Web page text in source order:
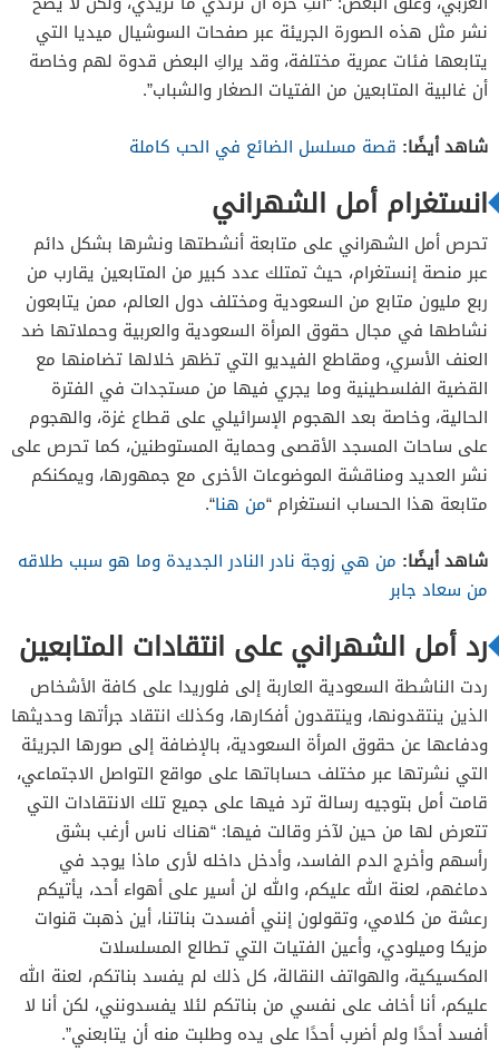
نشر مثل هذه الصورة الجريئة عبر صفحات السوشيال ميديا التي
يتابعها فئات عمرية مختلفة، وقد يراكِ البعض قدوة لهم وخاصة
أن غالبية المتابعين من الفتيات الصغار والشباب”.
شاهد أيضًا: قصة مسلسل الضائع في الحب كاملة
انستغرام أمل الشهراني
تحرص أمل الشهراني على متابعة أنشطتها ونشرها بشكل دائم
عبر منصة إنستغرام، حيث تمتلك عدد كبير من المتابعين يقارب من
ربع مليون متابع من السعودية ومختلف دول العالم، ممن يتابعون
نشاطها في مجال حقوق المرأة السعودية والعربية وحملاتها ضد
العنف الأسري، ومقاطع الفيديو التي تظهر خلالها تضامنها مع
القضية الفلسطينية وما يجري فيها من مستجدات في الفترة
الحالية، وخاصة بعد الهجوم الإسرائيلي على قطاع غزة، والهجوم
على ساحات المسجد الأقصى وحماية المستوطنين، كما تحرص على
نشر العديد ومناقشة الموضوعات الأخرى مع جمهورها، ويمكنكم
متابعة هذا الحساب انستغرام “من هنا“.
شاهد أيضًا: من هي زوجة نادر النادر الجديدة وما هو سبب طلاقه
من سعاد جابر
رد أمل الشهراني على انتقادات المتابعين
ردت الناشطة السعودية العاربة إلى فلوريدا على كافة الأشخاص
الذين ينتقدونها، وينتقدون أفكارها، وكذلك انتقاد جرأتها وحديثها
ودفاعها عن حقوق المرأة السعودية، بالإضافة إلى صورها الجريئة
التي نشرتها عبر مختلف حساباتها على مواقع التواصل الاجتماعي،
قامت أمل بتوجيه رسالة ترد فيها على جميع تلك الانتقادات التي
تتعرض لها من حين لآخر وقالت فيها: “هناك ناس أرغب بشق
رأسهم وأخرج الدم الفاسد، وأدخل داخله لأرى ماذا يوجد في
دماغهم، لعنة الله عليكم، والله لن أسير على أهواء أحد، يأتيكم
رعشة من كلامي، وتقولون إنني أفسدت بناتنا، أين ذهبت قنوات
مزيكا وميلودي، وأعين الفتيات التي تطالع المسلسلات
المكسيكية، والهواتف النقالة، كل ذلك لم يفسد بناتكم، لعنة الله
عليكم، أنا أخاف على نفسي من بناتكم لئلا يفسدونني، لكن أنا لا
أفسد أحدًا ولم أضرب أحدًا على يده وطلبت منه أن يتابعني”.